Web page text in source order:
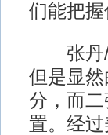
们能把握
张丹/
但是显
分，而
置。经